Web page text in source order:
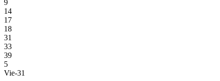
9
14
17
18
31
33
39
5
Vie-31